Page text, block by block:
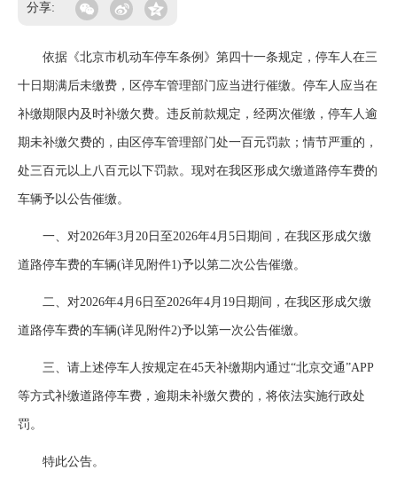
分享:
依据《北京市机动车停车条例》第四十一条规定，停车人在三
十日期满后未缴费，区停车管理部门应当进行催缴。停车人应当在
补缴期限内及时补缴欠费。违反前款规定，经两次催缴，停车人逾
期未补缴欠费的，由区停车管理部门处一百元罚款；情节严重的，
处三百元以上八百元以下罚款。现对在我区形成欠缴道路停车费的
车辆予以公告催缴。
一、对2026年3月20日至2026年4月5日期间，在我区形成欠缴
道路停车费的车辆(详见附件1)予以第二次公告催缴。
二、对2026年4月6日至2026年4月19日期间，在我区形成欠缴
道路停车费的车辆(详见附件2)予以第一次公告催缴。
三、请上述停车人按规定在45天补缴期内通过“北京交通”APP
等方式补缴道路停车费，逾期未补缴欠费的，将依法实施行政处
罚。
特此公告。